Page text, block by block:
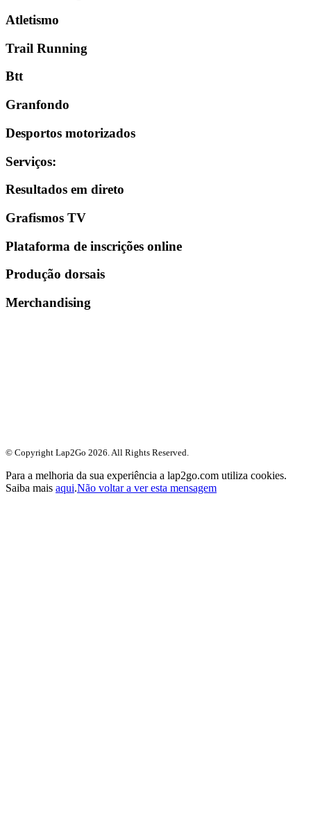
Atletismo
Trail Running
Btt
Granfondo
Desportos motorizados
Serviços:
Resultados em direto
Grafismos TV
Plataforma de inscrições online
Produção dorsais
Merchandising
© Copyright Lap2Go 2026 . All Rights Reserved.
Para a melhoria da sua experiência a lap2go.com utiliza cookies.
Saiba mais aqui.Não voltar a ver esta mensagem